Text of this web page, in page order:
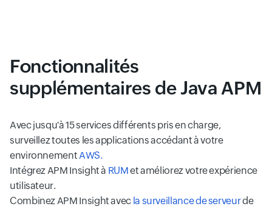
Fonctionnalités
supplémentaires de Java APM
Avec jusqu'à 15 services différents pris en charge,
surveillez toutes les applications accédant à votre
environnement AWS.
Intégrez APM Insight à RUMet améliorez votre expérience
utilisateur.
Combinez APM Insight avec la surveillance de serveurde